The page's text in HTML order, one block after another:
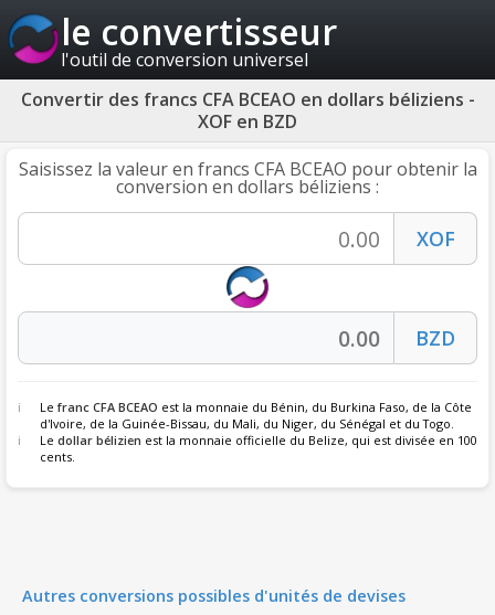
le convertisseur
l'outil de conversion universel
Convertir des francs CFA BCEAO en dollars béliziens -
XOF en BZD
Saisissez la valeur en francs CFA BCEAO pour obtenir la
conversion en dollars béliziens :
Lefranc CFA BCEAO est la monnaie du Bénin, du Burkina Faso, de la Côte
d'Ivoire, de la Guinée-Bissau, du Mali, du Niger, du Sénégal et du Togo.
Le dollar bélizien est la monnaie officielle du Belize, qui est divisée en 100
cents.
Autres conversions possibles d'unités de devises